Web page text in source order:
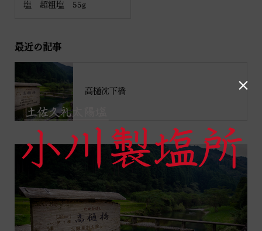
塩 超粗塩 55g
最近の記事
高樋沈下橋 